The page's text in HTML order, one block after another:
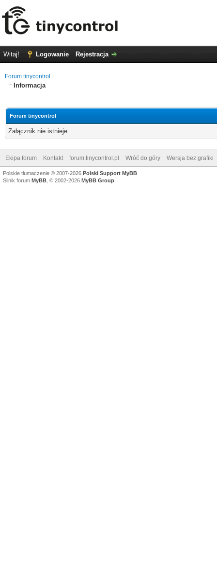
Witaj! Logowanie Rejestracja
Forum tinycontrol
Informacja
Forum tinycontrol
Załącznik nie istnieje.
Ekipa forum Kontakt forum.tinycontrol.pl Wróć do góry Wersja bez grafiki
Polskie tłumaczenie © 2007-2026 Polski Support MyBB
Silnik forum MyBB , © 2002-2026 MyBB Group